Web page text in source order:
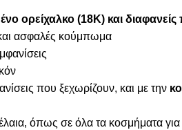
ορείχαλκο (18Κ) και διαφανείς
ασφαλές κούμπωμα
που ξεχωρίζουν, και με την
όπως σε όλα τα κοσμήματα